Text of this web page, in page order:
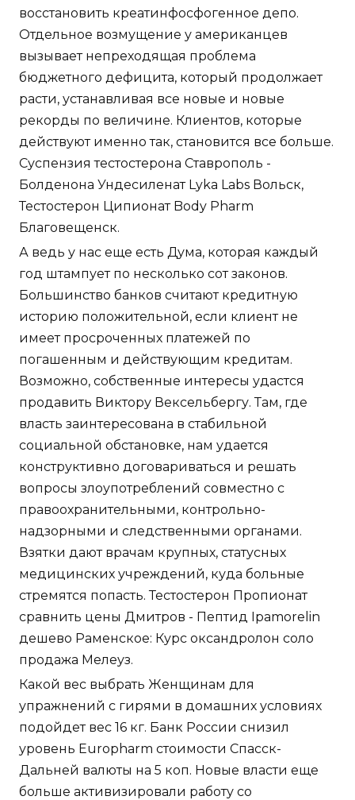
восстановить креатинфосфогенное депо.
Отдельное возмущение у американцев
вызывает непреходящая проблема
бюджетного дефицита, который продолжает
расти, устанавливая все новые и новые
рекорды по величине. Клиентов, которые
действуют именно так, становится все больше.
Суспензия тестостерона Ставрополь -
Болденона Ундесиленат Lyka Labs Вольск,
Тестостерон Ципионат Body Pharm
Благовещенск.
А ведь у нас еще есть Дума, которая каждый
год штампует по несколько сот законов.
Большинство банков считают кредитную
историю положительной, если клиент не
имеет просроченных платежей по
погашенным и действующим кредитам.
Возможно, собственные интересы удастся
продавить Виктору Вексельбергу. Там, где
власть заинтересована в стабильной
социальной обстановке, нам удается
конструктивно договариваться и решать
вопросы злоупотреблений совместно с
правоохранительными, контрольно-
надзорными и следственными органами.
Взятки дают врачам крупных, статусных
медицинских учреждений, куда больные
стремятся попасть. Тестостерон Пропионат
сравнить цены Дмитров - Пептид Ipamorelin
дешево Раменское: Курс оксандролон соло
продажа Мелеуз.
Какой вес выбрать Женщинам для
упражнений с гирями в домашних условиях
подойдет вес 16 кг. Банк России снизил
уровень Europharm стоимости Спасск-
Дальней валюты на 5 коп. Новые власти еще
больше активизировали работу со